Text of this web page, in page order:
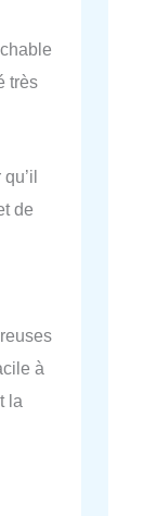
très
de
à
la